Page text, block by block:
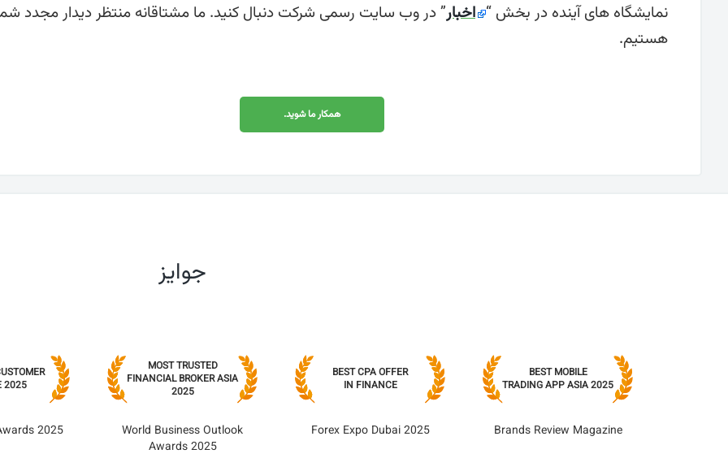
نمایشگاه های آینده در بخش “ اخبار” در وب سایت رسمی شرکت دنبال کنید. ما مشتاقانه منتظر دیدار مجدد
هستیم.
همکار ما شوید.
جوایز
BEST MOBILE
TRADING APP ASIA 2025
Brands Review Magazine
BEST CPA OFFER
IN FINANCE
Forex Expo Dubai 2025
MOST TRUSTED
FINANCIAL BROKER ASIA
2025
World Business Outlook
Awards 2025
2025
2025